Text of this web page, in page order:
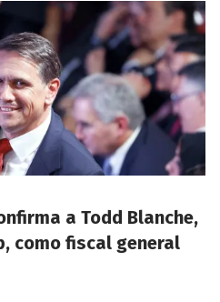
a Todd Blanche,
como fiscal general